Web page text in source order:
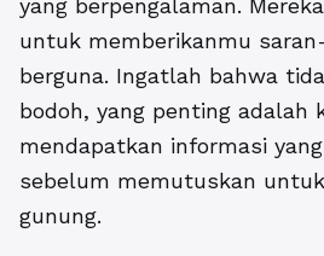
yang berpengalaman.
untuk memberikanmu
berguna. Ingatlah bahwa
bodoh, yang penting adalah
mendapatkan informasi
sebelum memutuskan
gunung.